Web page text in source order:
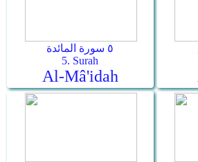
٥ سورة المائدة
5. Surah
Al-Mâ'idah